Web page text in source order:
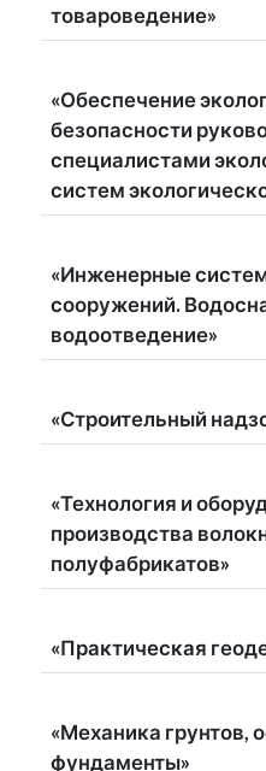
товароведение»
«Обеспечение
безопасности
специалистами
систем
«Инженерные
сооружений.
водоотведение»
«Строительный
«Технология и
производства
полуфабрикатов»
«Практическая
«Механика грунтов,
фундаменты»